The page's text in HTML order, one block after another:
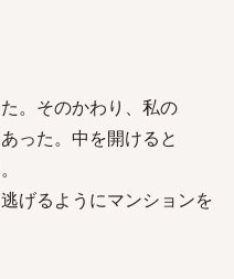
。そのかわり、私の
った。中を開けると
げるようにマンションを